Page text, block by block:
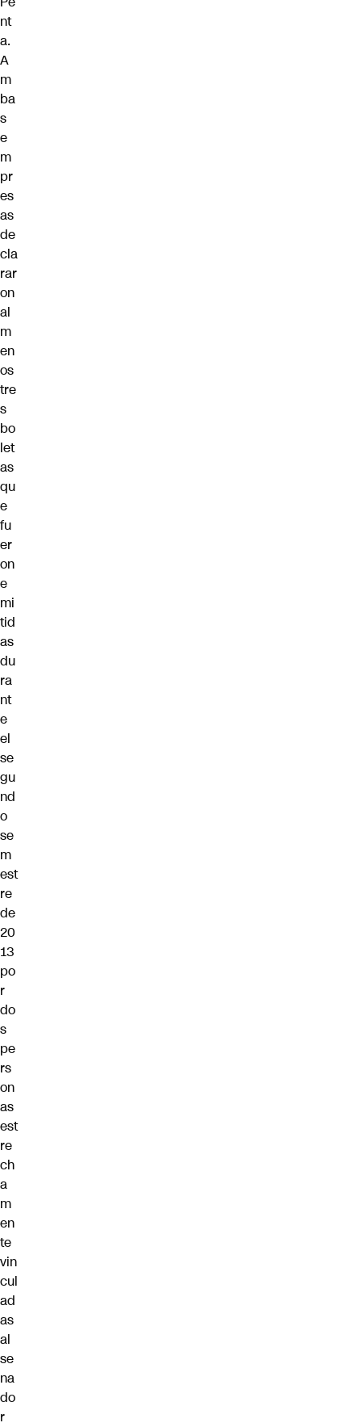
nt
a.
A
m
ba
s
e
m
pr
es
as
de
cla
rar
on
al
m
en
os
tre
s
bo
let
as
qu
e
fu
er
on
e
mi
tid
as
du
ra
nt
e
el
se
gu
nd
o
se
m
est
re
de
20
13
po
r
do
s
pe
rs
on
as
est
re
ch
a
m
en
te
vin
cul
ad
as
al
se
na
do
r